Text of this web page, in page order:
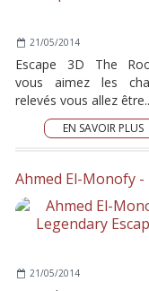
21/05/2014
Escape 3D The
vous aimez les
relevés vous allez
EN SAVOIR PLUS
21/05/2014